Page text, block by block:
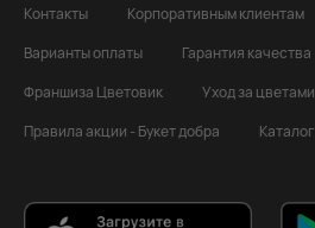
Контакты
Корпоративным клиентам
Варианты оплаты
Гарантия качества
Франшиза Цветовик
Уход за цветами
Правила акции - Букет добра
Каталог